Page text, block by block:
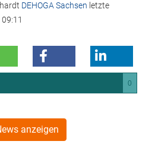
DEHOGA Sachsen letzte
0
anzeigen